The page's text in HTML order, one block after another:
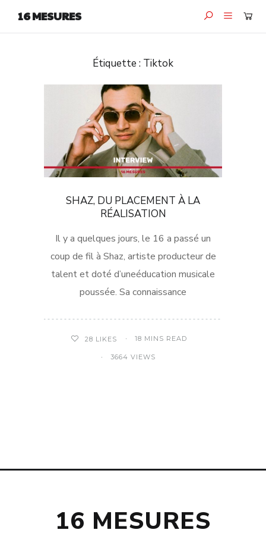
16 MESURES
Étiquette : Tiktok
SHAZ, DU PLACEMENT À LA
RÉALISATION
Il y a quelques jours, le 16 a passé un
coup de fil à Shaz, artiste producteur de
talent et doté d’uneéducation musicale
poussée. Sa connaissance
28 LIKES 18 MINS READ
3664 VIEWS
16 MESURES